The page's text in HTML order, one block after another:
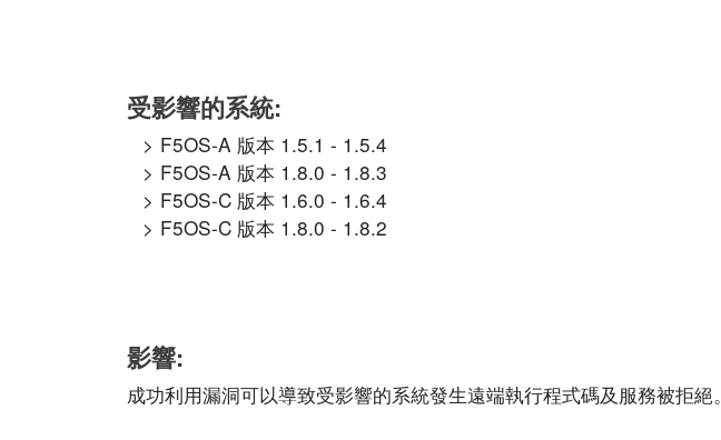
受影響的系統:
F5OS-A 版本 1.5.1 - 1.5.4
F5OS-A 版本 1.8.0 - 1.8.3
F5OS-C 版本 1.6.0 - 1.6.4
F5OS-C 版本 1.8.0 - 1.8.2
影響:
成功利用漏洞可以導致受影響的系統發生遠端執行程式碼及服務被拒絕。